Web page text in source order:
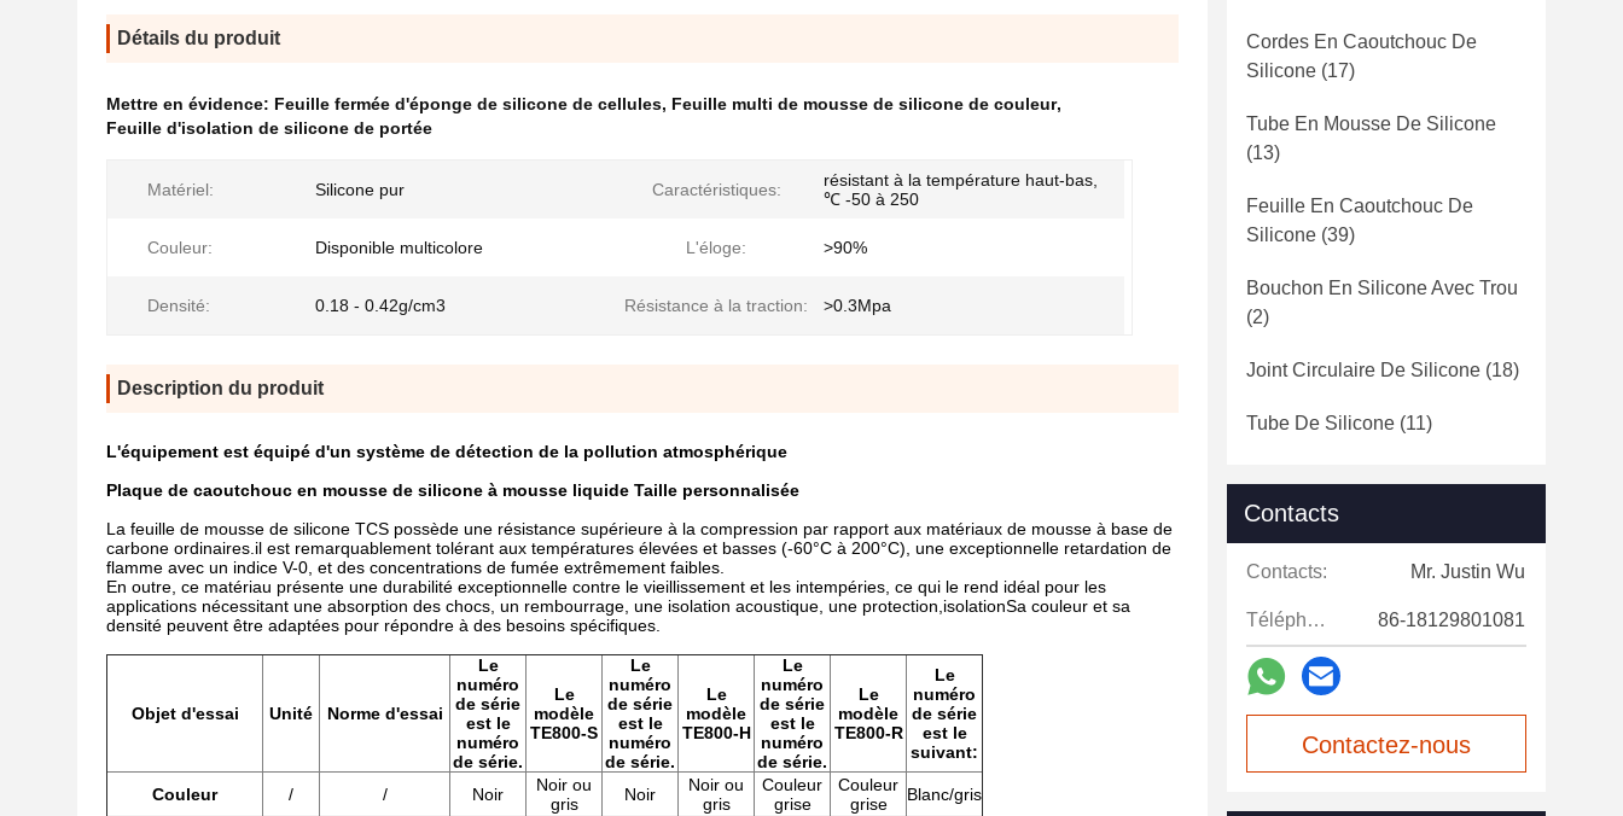
Détails du produit
Mettre en évidence: Feuille fermée d'éponge de silicone de cellules, Feuille multi de mousse de silicone de couleur,
Feuille d'isolation de silicone de portée
Matériel: Silicone pur Caractéristiques:
résistant à la température haut-bas,
℃ -50 à 250
Couleur: Disponible multicolore L'éloge: >90%
Densité: 0.18 - 0.42g/cm3 Résistance à la traction: >0.3Mpa
Description du produit
L'équipement est équipé d'un système de détection de la pollution atmosphérique
Plaque de caoutchouc en mousse de silicone à mousse liquide Taille personnalisée
La feuille de mousse de silicone TCS possède une résistance supérieure à la compression par rapport aux matériaux de mousse à base de
carbone ordinaires.il est remarquablement tolérant aux températures élevées et basses (-60°C à 200°C), une exceptionnelle retardation de
flamme avec un indice V-0, et des concentrations de fumée extrêmement faibles.
En outre, ce matériau présente une durabilité exceptionnelle contre le vieillissement et les intempéries, ce qui le rend idéal pour les
applications nécessitant une absorption des chocs, un rembourrage, une isolation acoustique, une protection,isolationSa couleur et sa
densité peuvent être adaptées pour répondre à des besoins spécifiques.
Objet d'essai Unité Norme d'essai
Le
numéro
de série
est le
numéro
de série.
Le
modèle
TE800-S
Le
numéro
de série
est le
numéro
de série.
Le
modèle
TE800-H
Le
numéro
de série
est le
numéro
de série.
Le
modèle
TE800-R
Le
numéro
de série
est le
suivant:
Couleur / / Noir
Noir ou
gris
Noir
Noir ou
gris
Couleur
grise
Couleur
grise
Blanc/gris
Cordes En Caoutchouc De
Silicone (17)
Tube En Mousse De Silicone
(13)
Feuille En Caoutchouc De
Silicone (39)
Bouchon En Silicone Avec Trou
(2)
Joint Circulaire De Silicone (18)
Tube De Silicone (11)
Contacts
Contacts: Mr. Justin Wu
Téléphone: 86-18129801081
Contactez-nous